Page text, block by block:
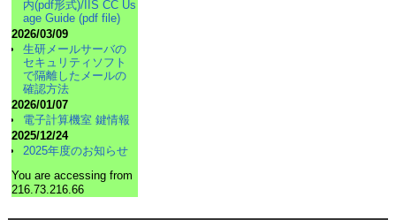
内(pdf形式)/IIS CC Us
age Guide (pdf file)
2026/03/09
生研メールサーバの
セキュリティソフト
で隔離したメールの
確認方法
2026/01/07
電子計算機室 鍵情報
2025/12/24
2025年度のお知らせ
You are accessing from
216.73.216.66